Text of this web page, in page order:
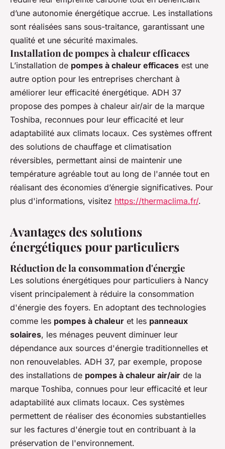
d’une autonomie énergétique accrue. Les installations
sont réalisées sans sous-traitance, garantissant une
qualité et une sécurité maximales.
Installation de pompes à chaleur efficaces
L’installation de pompes à chaleur efficaces est une
autre option pour les entreprises cherchant à
améliorer leur efficacité énergétique. ADH 37
propose des pompes à chaleur air/air de la marque
Toshiba, reconnues pour leur efficacité et leur
adaptabilité aux climats locaux. Ces systèmes offrent
des solutions de chauffage et climatisation
réversibles, permettant ainsi de maintenir une
température agréable tout au long de l'année tout en
réalisant des économies d’énergie significatives. Pour
plus d'informations, visitez https://thermaclima.fr/.
Avantages des solutions
énergétiques pour particuliers
Réduction de la consommation d'énergie
Les solutions énergétiques pour particuliers à Nancy
visent principalement à réduire la consommation
d'énergie des foyers. En adoptant des technologies
comme les pompes à chaleur et les panneaux
solaires, les ménages peuvent diminuer leur
dépendance aux sources d'énergie traditionnelles et
non renouvelables. ADH 37, par exemple, propose
des installations de pompes à chaleur air/air de la
marque Toshiba, connues pour leur efficacité et leur
adaptabilité aux climats locaux. Ces systèmes
permettent de réaliser des économies substantielles
sur les factures d'énergie tout en contribuant à la
préservation de l'environnement.